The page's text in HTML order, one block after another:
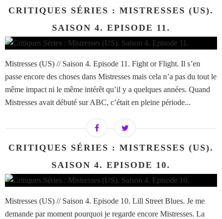
CRITIQUES SÉRIES : MISTRESSES (US).
SAISON 4. EPISODE 11.
Mistresses (US) // Saison 4. Episode 11. Fight or Flight. Il s’en
passe encore des choses dans Mistresses mais cela n’a pas du tout le
même impact ni le même intérêt qu’il y a quelques années. Quand
Mistresses avait débuté sur ABC, c’était en pleine période...
CRITIQUES SÉRIES : MISTRESSES (US).
SAISON 4. EPISODE 10.
Mistresses (US) // Saison 4. Episode 10. Lill Street Blues. Je me
demande par moment pourquoi je regarde encore Mistresses. La